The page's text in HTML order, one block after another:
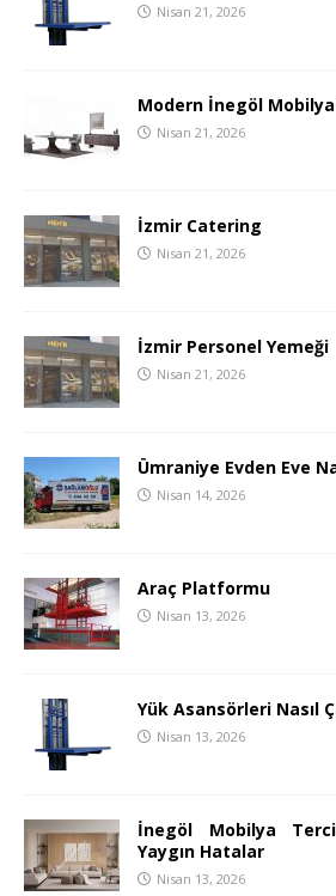
Nisan 21, 2026
Modern İnegöl
Nisan 21, 2026
İzmir Catering
Nisan 21, 2026
İzmir Personel Yemeği
Nisan 21, 2026
Ümraniye Evden Eve
Nisan 14, 2026
Araç Platformu
Nisan 13, 2026
Yük Asansörleri Nasıl
Nisan 13, 2026
İnegöl Mobilya
Yaygın Hatalar
Nisan 13, 2026